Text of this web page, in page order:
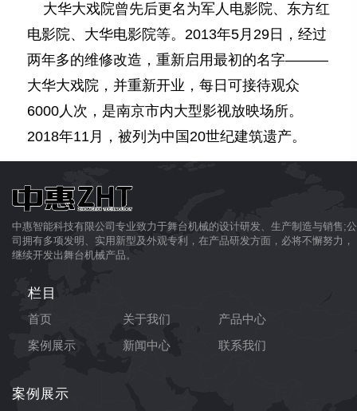
大华大戏院曾先后更名为军人电影院、东方红
电影院、大华电影院等。2013年5月29日，经过
两年多的维修改造，重新启用最初的名字———
大华大戏院，并重新开业，每日可接待观众
6000人次，是南京市内大型影视放映场所。
2018年11月，被列为中国20世纪建筑遗产。
中惠智能科技有限公司专业致力于舞台机械的设计研发、生产制造与销售;公
司拥有多项发明、实用新型及外观专利，在产品研发方面，必将不懈努力，
继续开发出舞台机械产品。
栏目
首页 关于我们
产品中心
案例展示
新闻中心 联系我们
案例展示